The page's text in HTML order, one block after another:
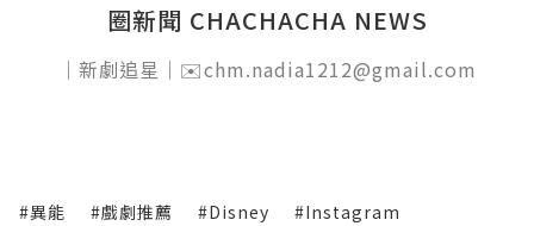
圈新聞 CHACHACHA NEWS
｜新劇追星｜✉️chm.nadia1212@gmail.com
#異能 #戲劇推薦 #Disney #Instagram